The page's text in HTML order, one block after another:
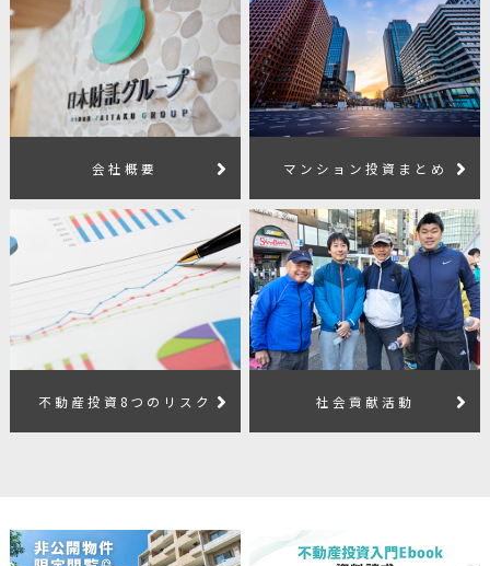
会社概要 マンション投資まとめ
不動産投資8つのリスク 社会貢献活動